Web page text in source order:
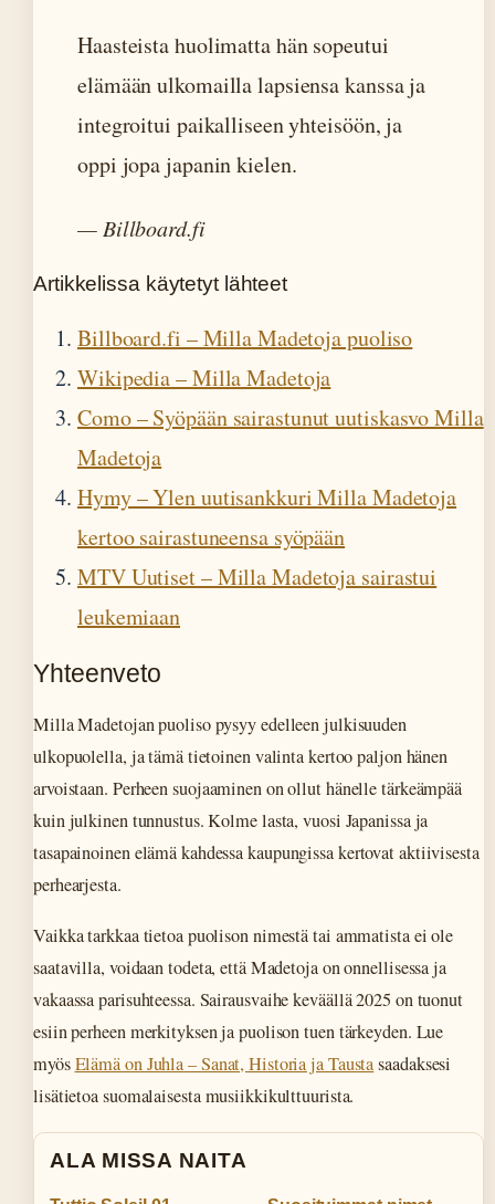
Haasteista huolimatta hän sopeutui
elämään ulkomailla lapsiensa kanssa ja
integroitui paikalliseen yhteisöön, ja
oppi jopa japanin kielen.
— Billboard.fi
Artikkelissa käytetyt lähteet
Billboard.fi – Milla Madetoja puoliso
Wikipedia – Milla Madetoja
Como – Syöpään sairastunut uutiskasvo Milla
Madetoja
Hymy – Ylen uutisankkuri Milla Madetoja
kertoo sairastuneensa syöpään
MTV Uutiset – Milla Madetoja sairastui
leukemiaan
Yhteenveto
Milla Madetojan puoliso pysyy edelleen julkisuuden
ulkopuolella, ja tämä tietoinen valinta kertoo paljon hänen
arvoistaan. Perheen suojaaminen on ollut hänelle tärkeämpää
kuin julkinen tunnustus. Kolme lasta, vuosi Japanissa ja
tasapainoinen elämä kahdessa kaupungissa kertovat aktiivisesta
perhearjesta.
Vaikka tarkkaa tietoa puolison nimestä tai ammatista ei ole
saatavilla, voidaan todeta, että Madetoja on onnellisessa ja
vakaassa parisuhteessa. Sairausvaihe keväällä 2025 on tuonut
esiin perheen merkityksen ja puolison tuen tärkeyden. Lue
myösElämä on Juhla – Sanat, Historia ja Taustasaadaksesi
lisätietoa suomalaisesta musiikkikulttuurista.
ALA MISSA NAITA